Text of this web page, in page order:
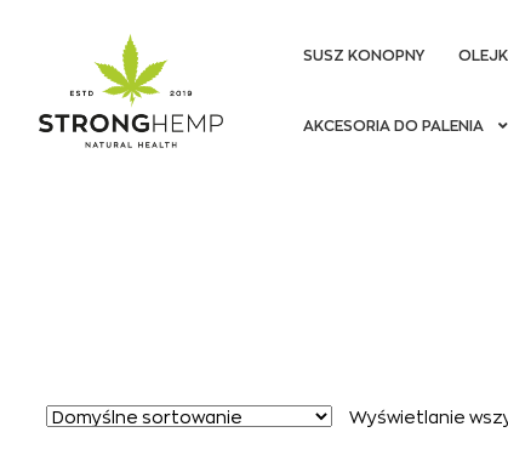
do
do
SUSZ KONOPNY
AKCESORIA DO PALENIA
Wyświetlanie